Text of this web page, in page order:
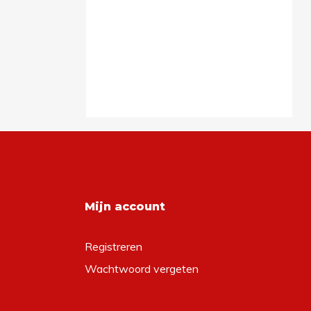
Mijn account
Registreren
Wachtwoord vergeten